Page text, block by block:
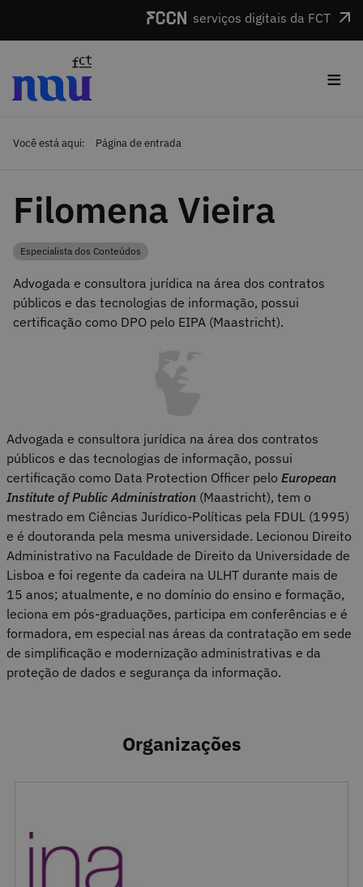
serviços digitais da FCT
≡
Você está aqui: Página de entrada
Filomena Vieira
Categoria
Especialista dos Conteúdos
Advogada e consultora jurídica na área dos contratos
públicos e das tecnologias de informação, possui
certificação como DPO pelo EIPA (Maastricht).
Advogada e consultora jurídica na área dos contratos
públicos e das tecnologias de informação, possui
certificação como Data Protection Officer pelo European
Institute of Public Administration (Maastricht), tem o
mestrado em Ciências Jurídico-Políticas pela FDUL (1995)
e é doutoranda pela mesma universidade. Lecionou Direito
Administrativo na Faculdade de Direito da Universidade de
Lisboa e foi regente da cadeira na ULHT durante mais de
15 anos; atualmente, e no domínio do ensino e formação,
leciona em pós-graduações, participa em conferências e é
formadora, em especial nas áreas da contratação em sede
de simplificação e modernização administrativas e da
proteção de dados e segurança da informação.
Organizações